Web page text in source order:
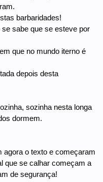
barbaridades!
sabe que se esteve por
que no mundo iterno é
depois desta
sozinha nesta longa
dormem.
agora o texto e começaram
que se calhar começam a
de segurança!